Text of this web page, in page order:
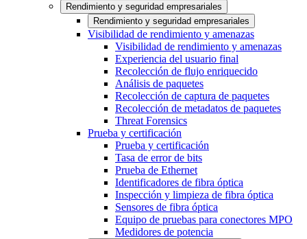
Rendimiento y seguridad empresariales
Rendimiento y seguridad empresariales
Visibilidad de rendimiento y amenazas
Visibilidad de rendimiento y amenazas
Experiencia del usuario final
Recolección de flujo enriquecido
Análisis de paquetes
Recolección de captura de paquetes
Recolección de metadatos de paquetes
Threat Forensics
Prueba y certificación
Prueba y certificación
Tasa de error de bits
Prueba de Ethernet
Identificadores de fibra óptica
Inspección y limpieza de fibra óptica
Sensores de fibra óptica
Equipo de pruebas para conectores MPO
Medidores de potencia